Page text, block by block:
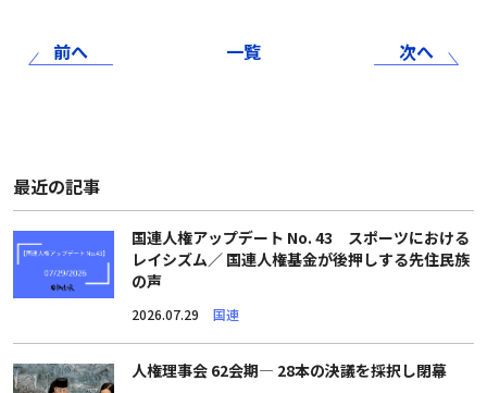
前へ 一覧 次へ
最近の記事
国連人権アップデート No. 43 スポーツにおける
レイシズム／ 国連人権基金が後押しする先住民族
の声
2026.07.29 国連
人権理事会 62会期― 28本の決議を採択し閉幕